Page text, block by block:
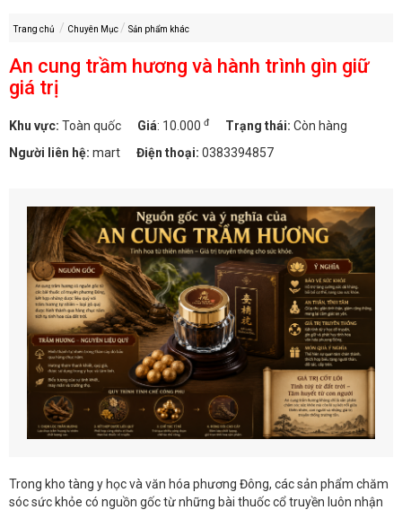
Trang chủ Chuyên Mục Sản phẩm khác
An cung trầm hương và hành trình gìn giữ
giá trị
Khu vực: Toàn quốc Giá: 10.000 đ Trạng thái: Còn hàng
Người liên hệ: mart Điện thoại: 0383394857
Trong kho tàng y học và văn hóa phương Đông, các sản phẩm chăm
sóc sức khỏe có nguồn gốc từ những bài thuốc cổ truyền luôn nhận